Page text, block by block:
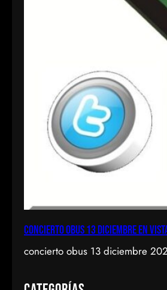
concierto obus 13 diciembre en
concierto obus 13 diciembre